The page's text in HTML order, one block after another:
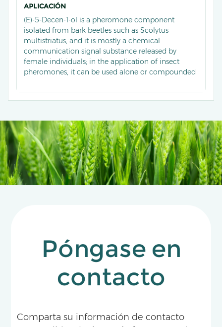
APLICACIÓN
(E)-5-Decen-1-ol is a pheromone component
isolated from bark beetles such as Scolytus
multistriatus, and it is mostly a chemical
communication signal substance released by
female individuals; in the application of insect
pheromones, it can be used alone or compounded
attractants, which are used to monitor the
population density and diffusion trend of these
Póngase en
contacto
Comparta su información de contacto